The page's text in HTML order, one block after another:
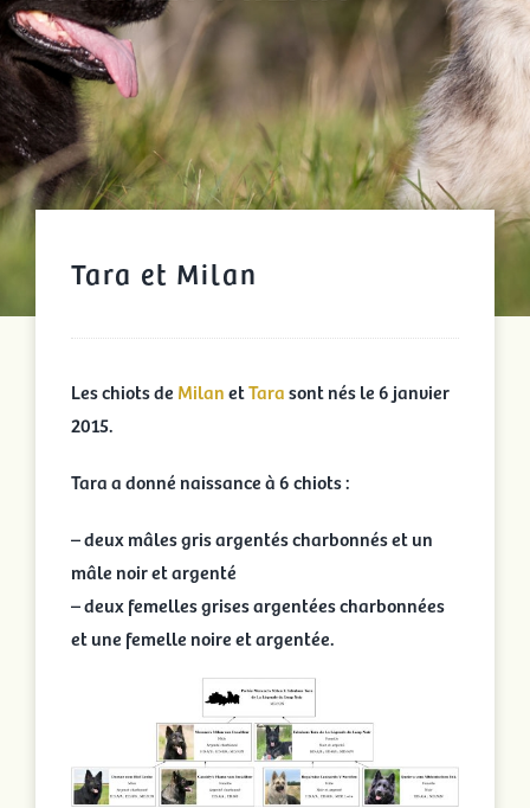
Tara et Milan
Les chiots de MilanetTarasont nés le 6 janvier
2015.
Tara a donné naissance à 6 chiots :
– deux mâles gris argentés charbonnés et un
mâle noir et argenté
– deux femelles grises argentées charbonnées
et une femelle noire et argentée.